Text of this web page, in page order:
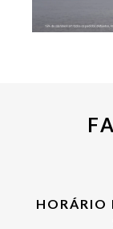
HORÁRIO